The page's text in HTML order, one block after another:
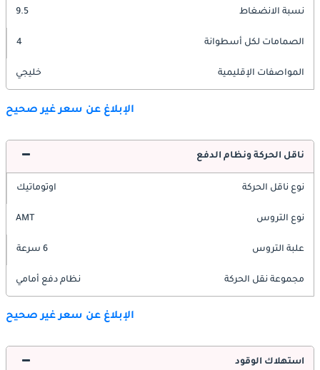
نسبة الانضغاط 9.5
الصمامات لكل أسطوانة 4
المواصفات الإقليمية خليجي
الإبلاغ عن سعر غير صحيح
ناقل الحركة ونظام الدفع
نوع ناقل الحركة اوتوماتيك
نوع التروس AMT
علبة التروس 6 سرعة
مجموعة نقل الحركة نظام دفع أمامي
الإبلاغ عن سعر غير صحيح
استهلاك الوقود